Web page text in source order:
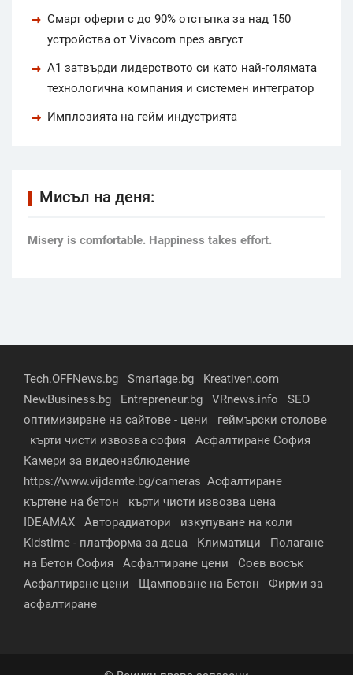
Смарт оферти с до 90% отстъпка за над 150
устройства от Vivacom през август
А1 затвърди лидерството си като най-голямата
технологична компания и системен интегратор
Имплозията на гейм индустрията
Мисъл на деня:
Мisery is comfortable. Happiness takes effort.
Tech.OFFNews.bg Smartage.bg
Kreativen.com
NewBusiness.bg
Entrepreneur.bg VRnews.info
SEO
оптимизиране на сайтове - цени
геймърски столове
кърти чисти извозва софия
Асфалтиране София
Камери за видеонаблюдение
https://www.vijdamte.bg/cameras Асфалтиране
къртене на бетон
кърти чисти извозва цена
IDEAMAX
Авторадиатори
изкупуване на коли
Kidstime - платформа за деца
Климатици
Полагане
на Бетон София
Асфалтиране цени
Соев восък
Асфалтиране цени
Щамповане на Бетон
Фирми за
асфалтиране